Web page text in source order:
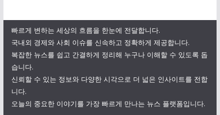
빠르게 변하는 세상의 흐름을 한눈에 전달합니다.
국내외 경제와 사회 이슈를 신속하고 정확하게 제공합니다.
복잡한 뉴스를 쉽고 간결하게 정리해 누구나 이해할 수 있도록 돕
습니다.
신뢰할 수 있는 정보와 다양한 시각으로 더 넓은 인사이트를 전합
니다.
오늘의 중요한 이야기를 가장 빠르게 만나는 뉴스 플랫폼입니다.